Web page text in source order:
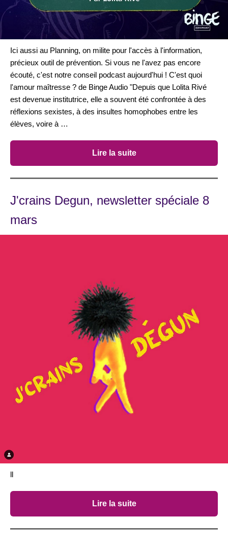
Ici aussi au Planning, on milite pour l'accès à l'information,
précieux outil de prévention. Si vous ne l'avez pas encore
écouté, c'est notre conseil podcast aujourd'hui ! C'est quoi
l'amour maîtresse ? de Binge Audio "Depuis que Lolita Rivé
est devenue institutrice, elle a souvent été confrontée à des
réflexions sexistes, à des insultes homophobes entre les
élèves, voire à …
Lire la suite
J'crains Degun, newsletter spéciale 8
mars
ll
Lire la suite